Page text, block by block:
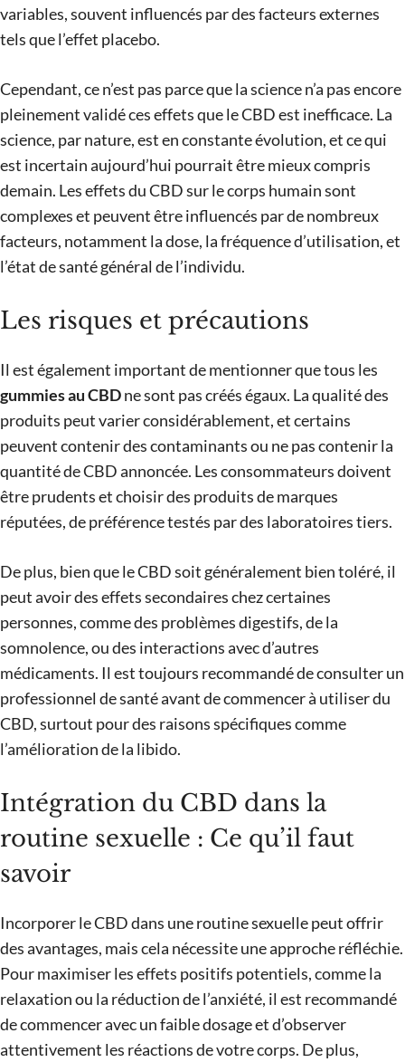
variables, souvent influencés par des facteurs externes
tels que l’effet placebo​.
Cependant, ce n’est pas parce que la science n’a pas encore
pleinement validé ces effets que le CBD est inefficace. La
science, par nature, est en constante évolution, et ce qui
est incertain aujourd’hui pourrait être mieux compris
demain. Les effets du CBD sur le corps humain sont
complexes et peuvent être influencés par de nombreux
facteurs, notamment la dose, la fréquence d’utilisation, et
l’état de santé général de l’individu.
Les risques et précautions
Il est également important de mentionner que tous les
gummies au CBDne sont pas créés égaux. La qualité des
produits peut varier considérablement, et certains
peuvent contenir des contaminants ou ne pas contenir la
quantité de CBD annoncée. Les consommateurs doivent
être prudents et choisir des produits de marques
réputées, de préférence testés par des laboratoires tiers.
De plus, bien que le CBD soit généralement bien toléré, il
peut avoir des effets secondaires chez certaines
personnes, comme des problèmes digestifs, de la
somnolence, ou des interactions avec d’autres
médicaments. Il est toujours recommandé de consulter un
professionnel de santé avant de commencer à utiliser du
CBD, surtout pour des raisons spécifiques comme
l’amélioration de la libido.
Intégration du CBD dans la
routine sexuelle : Ce qu’il faut
savoir
Incorporer le CBD dans une routine sexuelle peut offrir
des avantages, mais cela nécessite une approche réfléchie.
Pour maximiser les effets positifs potentiels, comme la
relaxation ou la réduction de l’anxiété, il est recommandé
de commencer avec un faible dosage et d’observer
attentivement les réactions de votre corps. De plus,